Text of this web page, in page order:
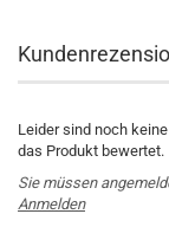
Leider sind noch
das Produkt bewertet.
Sie müssen
Anmelden